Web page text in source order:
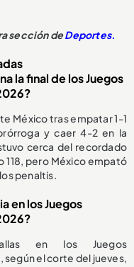
sección deDeportes.
la final de los Juegos
México tras empatar 1-1
y caer 4-2 en la
cerca del recordado
118, pero México empató
penaltis.
en los Juegos
en los Juegos
el corte del jueves,